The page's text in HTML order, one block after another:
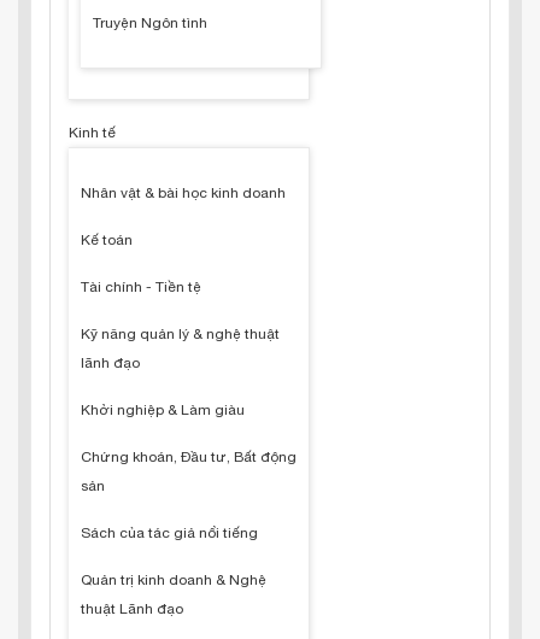
Truyện Ngôn tình
Kinh tế
Nhân vật & bài học kinh doanh
Kế toán
Tài chính - Tiền tệ
Kỹ năng quản lý & nghệ thuật
lãnh đạo
Khởi nghiệp & Làm giàu
Chứng khoán, Đầu tư, Bất động
sản
Sách của tác giả nổi tiếng
Quản trị kinh doanh & Nghệ
thuật Lãnh đạo